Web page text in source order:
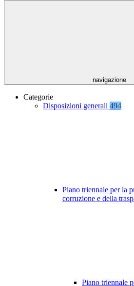
navigazione
Categorie
Disposizioni generali 494
Piano triennale per la
corruzione e della
Piano triennale